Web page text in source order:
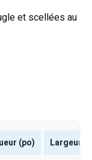
et scellées au
(po) Largeur